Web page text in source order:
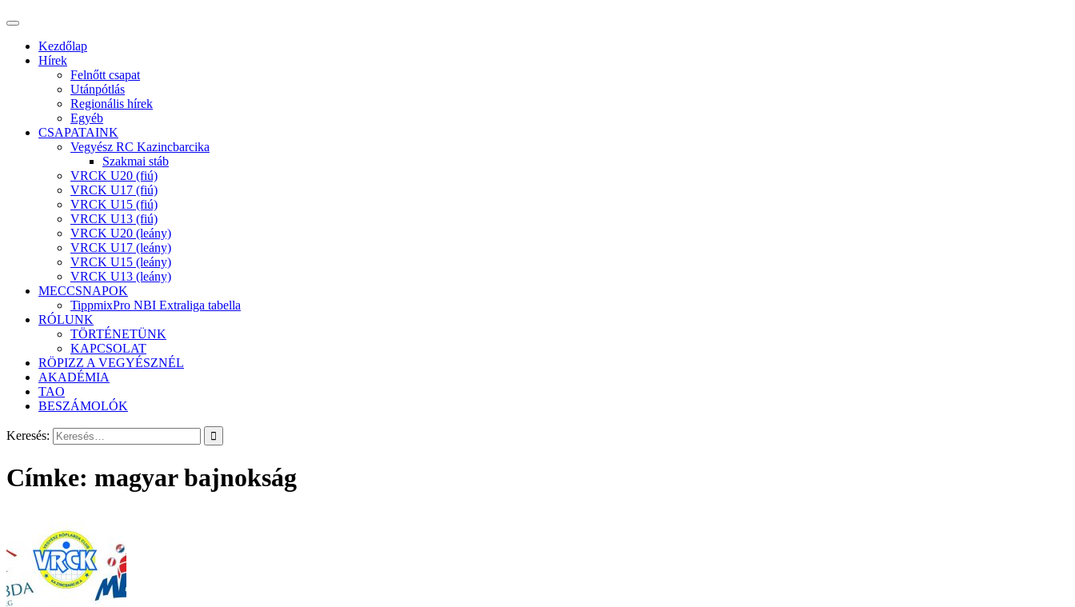
Kezdőlap
Hírek
Felnőtt csapat
Utánpótlás
Regionális hírek
Egyéb
CSAPATAINK
Vegyész RC Kazincbarcika
Szakmai stáb
VRCK U20 (fiú)
VRCK U17 (fiú)
VRCK U15 (fiú)
VRCK U13 (fiú)
VRCK U20 (leány)
VRCK U17 (leány)
VRCK U15 (leány)
VRCK U13 (leány)
MECCSNAPOK
TippmixPro NBI Extraliga tabella
RÓLUNK
TÖRTÉNETÜNK
KAPCSOLAT
RÖPIZZ A VEGYÉSZNÉL
AKADÉMIA
TAO
BESZÁMOLÓK
Keresés:
Címke: magyar bajnokság